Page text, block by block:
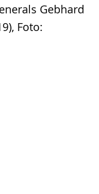
Gebhard
Foto: